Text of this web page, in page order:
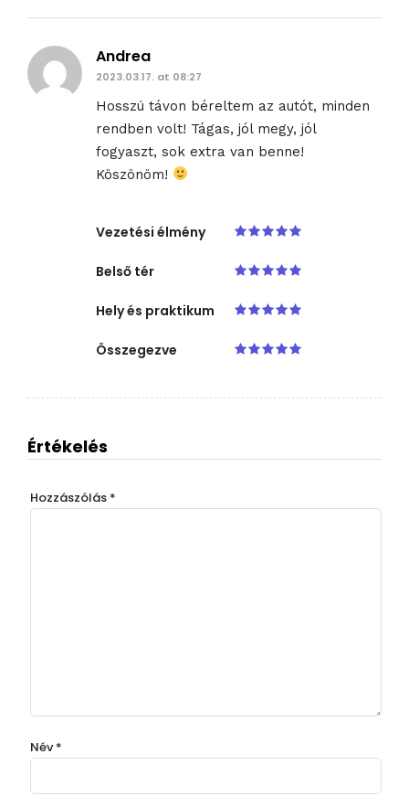
Andrea
2023.03.17. at 08:27
Hosszú távon béreltem az autót, minden
rendben volt! Tágas, jól megy, jól
fogyaszt, sok extra van benne!
Köszönöm!
Vezetési élmény
Belső tér
Hely és praktikum
Összegezve
Értékelés
Hozzászólás *
Név*